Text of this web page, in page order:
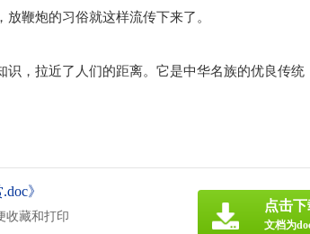
鞭炮的习俗就这样流传下来了。
，拉近了人们的距离。它是中华名族的优良传统
》
收藏和打印
点击
文档为